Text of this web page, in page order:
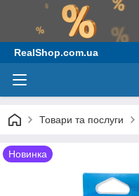
RealShop.com.ua
Товари та послуги
Новинка